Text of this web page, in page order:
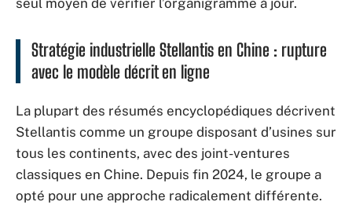
Stratégie industrielle Stellantis en Chine : rupture
avec le modèle décrit en ligne
La plupart des résumés encyclopédiques décrivent
Stellantis comme un groupe disposant d’usines sur
tous les continents, avec des joint-ventures
classiques en Chine. Depuis fin 2024, le groupe a
opté pour une approche radicalement différente.